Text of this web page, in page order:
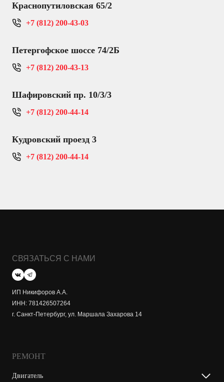
Краснопутиловская 65/2
+7 (812) 200-43-03
Петергофское шоссе 74/2Б
+7 (812) 200-43-13
Шафировский пр. 10/3/3
+7 (812) 200-44-14
Кудровский проезд 3
+7 (812) 200-44-14
СВЯЗАТЬСЯ С НАМИ
ИП Никифоров А.А.
ИНН: 781426507264
г. Санкт-Петербург, ул. Маршала Захарова 14
РЕМОНТ
Двигатель